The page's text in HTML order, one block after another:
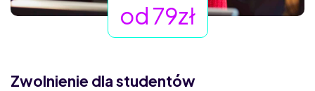
od 79zł
Zwolnienie dla studentów